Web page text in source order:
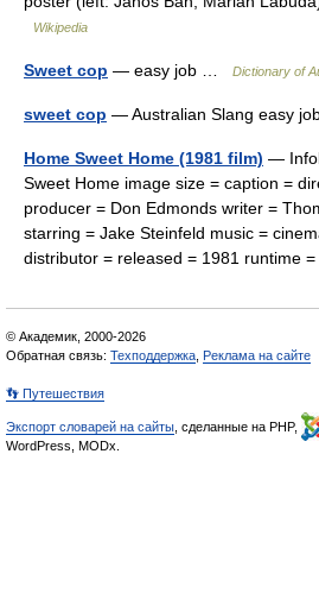
Wikipedia
Sweet cop — easy job … Dictionary of
sweet cop — Australian Slang easy
Home Sweet Home (1981 film) —
Sweet Home image size = caption =
producer = Don Edmonds writer =
starring = Jake Steinfeld music =
distributor = released = 1981 runtime
© Академик, 2000-2026
Обратная связь: Техподдержка Реклама на сайте
👣 Путешествия
Экспорт словарей на сайты , сделанные на PHP,
WordPress, MODx.